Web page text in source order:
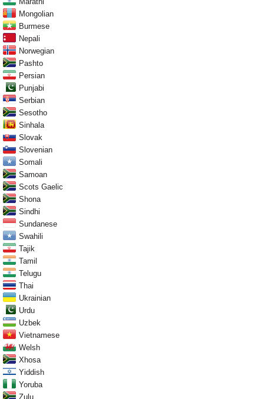
Mongolian
Burmese
Nepali
Norwegian
Pashto
Persian
Punjabi
Serbian
Sesotho
Sinhala
Slovak
Slovenian
Somali
Samoan
Scots Gaelic
Shona
Sindhi
Sundanese
Swahili
Tajik
Tamil
Telugu
Thai
Ukrainian
Urdu
Uzbek
Vietnamese
Welsh
Xhosa
Yiddish
Yoruba
Zulu